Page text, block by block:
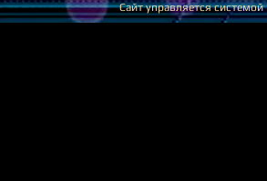
Сайт управляется системой